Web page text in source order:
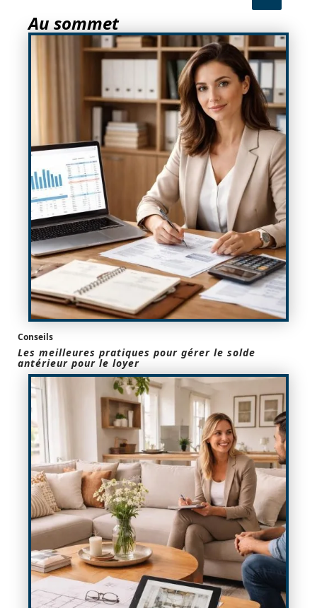
Au sommet
Conseils
Les meilleures pratiques pour gérer le solde
antérieur pour le loyer